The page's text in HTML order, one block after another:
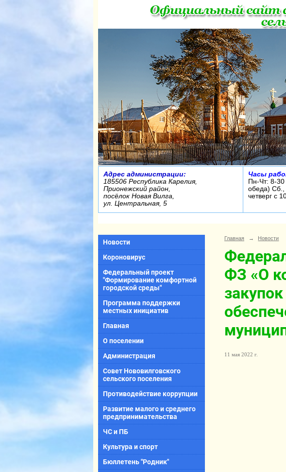
Адрес администрации:
185506 Республика Карелия,
Прионежский район,
посёлок Новая Вилга,
ул. Центральная, 5
Часы
Пн-Чт: 8-
обеда) Сб.,
четверг с
Новости
Короновирус
Федеральный проект
"Формирование комфортной
городской среды"
Программа поддержки
местных инициатив
Главная
О поселении
Администрация
Совет Нововилговского
сельского поселения
Противодействие коррупции
Развитие малого и среднего
предпринимательства
ЧС и ПБ
Культура и спорт
Бюллетень "Родник"
Главная → Новости
ФЗ «О
11 мая 2022 г.